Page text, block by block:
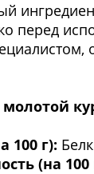
перед
молотой
100 г):
(на 100